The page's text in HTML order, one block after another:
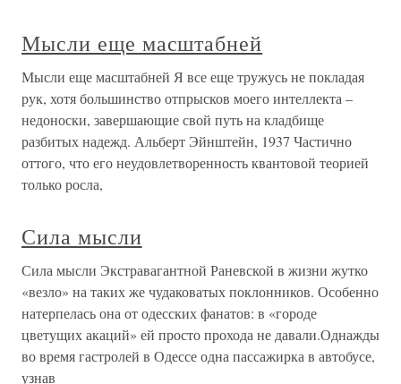
Мысли еще масштабней
Мысли еще масштабней Я все еще тружусь не покладая
рук, хотя большинство отпрысков моего интеллекта –
недоноски, завершающие свой путь на кладбище
разбитых надежд. Альберт Эйнштейн, 1937 Частично
оттого, что его неудовлетворенность квантовой теорией
только росла,
Сила мысли
Сила мысли Экстравагантной Раневской в жизни жутко
«везло» на таких же чудаковатых поклонников. Особенно
натерпелась она от одесских фанатов: в «городе
цветущих акаций» ей просто прохода не давали.Однажды
во время гастролей в Одессе одна пассажирка в автобусе,
узнав